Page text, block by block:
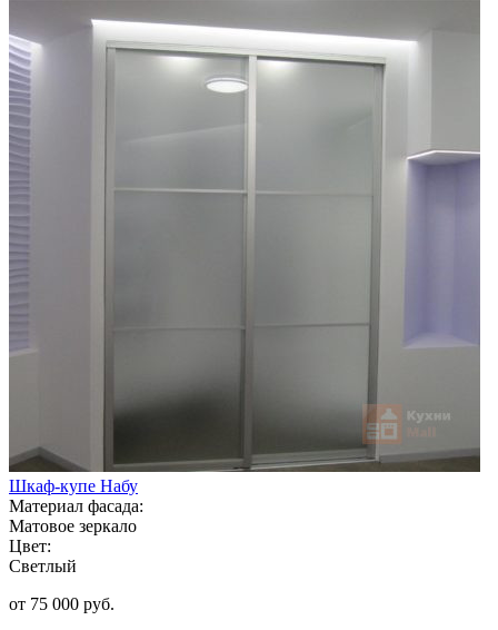
Шкаф-купе Набу
Материал фасада:
Матовое зеркало
Цвет:
Светлый
от 75 000 руб.